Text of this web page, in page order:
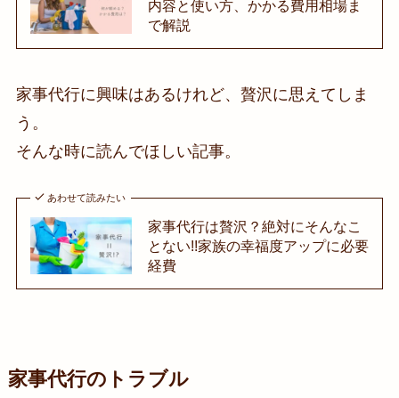
内容と使い方、かかる費用相場ま
で解説
家事代行に興味はあるけれど、贅沢に思えてしま
う。
そんな時に読んでほしい記事。
あわせて読みたい
家事代行は贅沢？絶対にそんなこ
とない!!家族の幸福度アップに必要
経費
家事代行のトラブル